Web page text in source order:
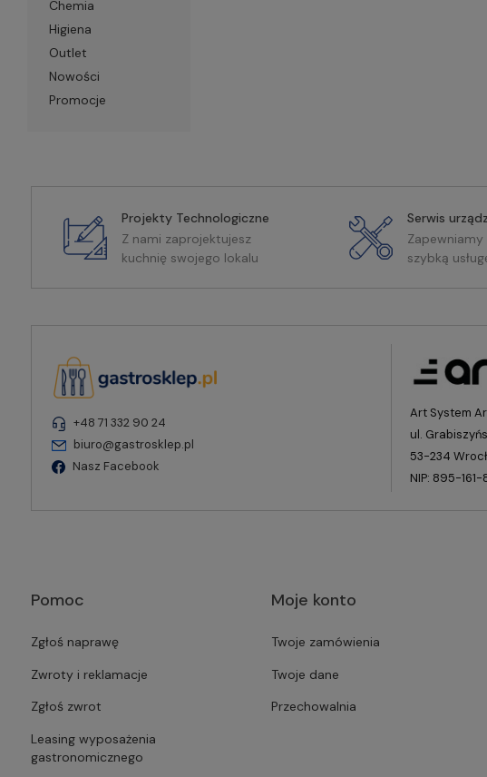
Chemia
Higiena
Outlet
Nowości
Promocje
Projekty Technologiczne
Z nami zaprojektujesz
kuchnię swojego lokalu
Serwis
szybką
+48 71 332 90 24
biuro@gastrosklep.pl
Nasz Facebook
Art System
ul.
53-234
NIP: 895-
Pomoc
Zgłoś naprawę
Zwroty i reklamacje
Zgłoś zwrot
Leasing wyposażenia
gastronomicznego
Moje konto
Twoje zamówienia
Twoje dane
Przechowalnia